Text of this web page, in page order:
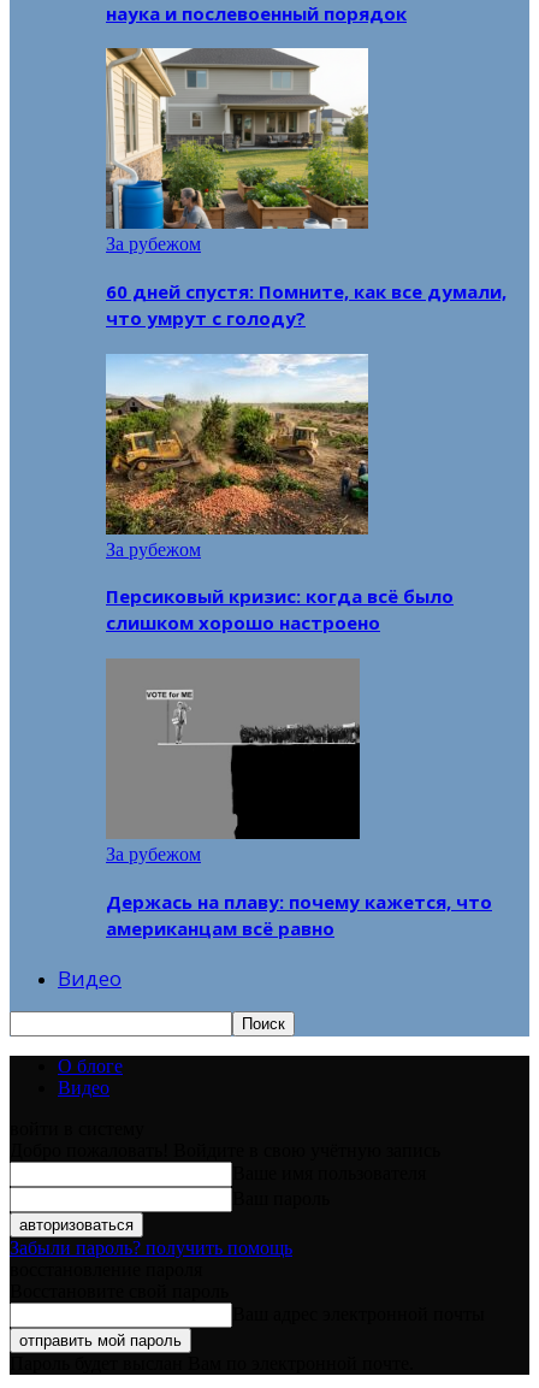
наука и послевоенный порядок
За рубежом
60 дней спустя: Помните, как все думали,
что умрут с голоду?
За рубежом
Персиковый кризис: когда всё было
слишком хорошо настроено
За рубежом
Держась на плаву: почему кажется, что
американцам всё равно
Видео
О блоге
Видео
Забыли пароль? получить помощь